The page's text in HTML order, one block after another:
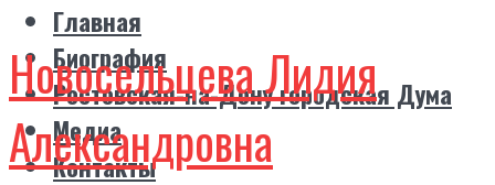
Главная
Биография
Ростовская-на-Дону городская Дума
Медиа
Контакты
Новосельцева Лидия
Александровна